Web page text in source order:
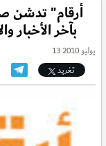
بآخر
13 يوليو 2010
تغريد